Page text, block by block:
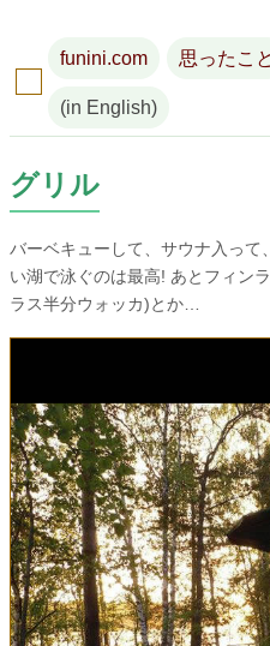
funini.com 思ったこと
(in English)
グリル
バーベキューして、サウナ入って
い湖で泳ぐのは最高! あとフィン
ラス半分ウォッカ)とか…